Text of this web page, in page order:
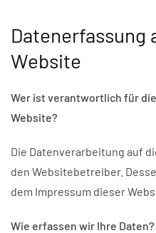
Datenerfassung
Website
Wer ist verantwortlich für
Website?
Die Datenverarbeitung auf
den Websitebetreiber.
dem Impressum dieser
Wie erfassen wir Ihre Daten?